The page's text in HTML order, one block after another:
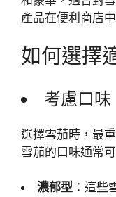
產品在便利商店
如何選擇
考慮口味
選擇雪茄時，最
雪茄的口味通常
濃郁型 ：這些